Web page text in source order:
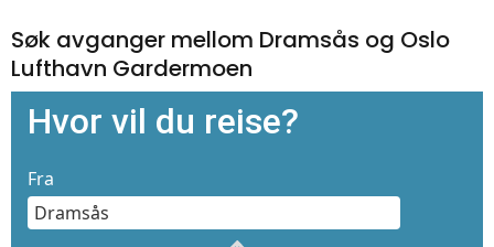
Søk avganger mellom Dramsås og Oslo
Lufthavn Gardermoen
Hvor vil du reise?
Fra